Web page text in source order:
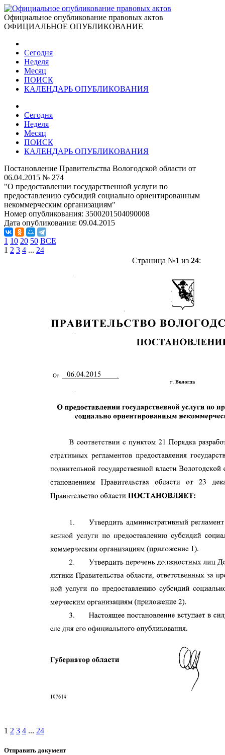
Официальное опубликование правовых актов
ОФИЦИАЛЬНОЕ ОПУБЛИКОВАНИЕ
Сегодня
Неделя
Месяц
ПОИСК
КАЛЕНДАРЬ ОПУБЛИКОВАНИЯ
Сегодня
Неделя
Месяц
ПОИСК
КАЛЕНДАРЬ ОПУБЛИКОВАНИЯ
Постановление Правительства Вологодской области от
06.04.2015 № 274
"О предоставлении государственной услуги по
предоставлению субсидий социально ориентированным
некоммерческим организациям"
Номер опубликования: 3500201504090008
Дата опубликования: 09.04.2015
1 10 20 50 ВСЕ
1 2 3 4 ... 24
Страница №1 из 24:
1 2 3 4 ... 24
Отправить документ